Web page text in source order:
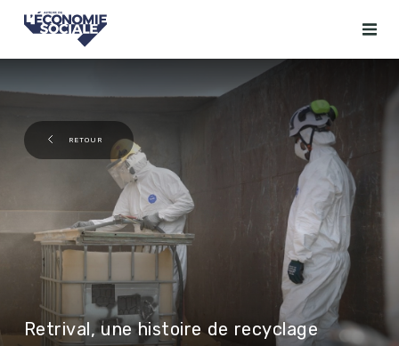
RETOUR
Retrival, une histoire de recyclage